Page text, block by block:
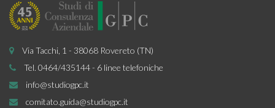
Via Tacchi, 1 - 38068 Rovereto (TN)
Tel. 0464/435144 - 6 linee telefoniche
info@studiogpc.it
comitato.guida@studiogpc.it